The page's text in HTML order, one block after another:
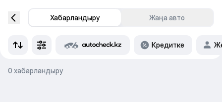
Хабарландыру Жаңа авто
Кредитке
0 хабарландыру